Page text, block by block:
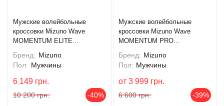
Мужские волейбольные
кроссовки Mizuno Wave
MOMENTUM ELITE
Бренд: Mizuno
Пол: Мужчины
6 149 грн.
10 200 грн. -40%
Мужские волейбольные
кроссовки Mizuno Wave
MOMENTUM PRO
Бренд: Mizuno
Пол: Мужчины
от 3 999 грн.
6 600 грн. -39%